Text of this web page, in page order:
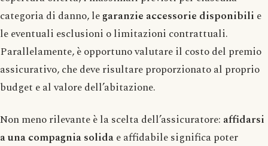
categoria di danno, legaranzie accessorie disponibili e
le eventuali esclusioni o limitazioni contrattuali.
Parallelamente, è opportuno valutare il costo del premio
assicurativo, che deve risultare proporzionato al proprio
budget e al valore dell’abitazione.
Non meno rilevante è la scelta dell’assicuratore: affidarsi
a una compagnia solidae affidabile significa poter